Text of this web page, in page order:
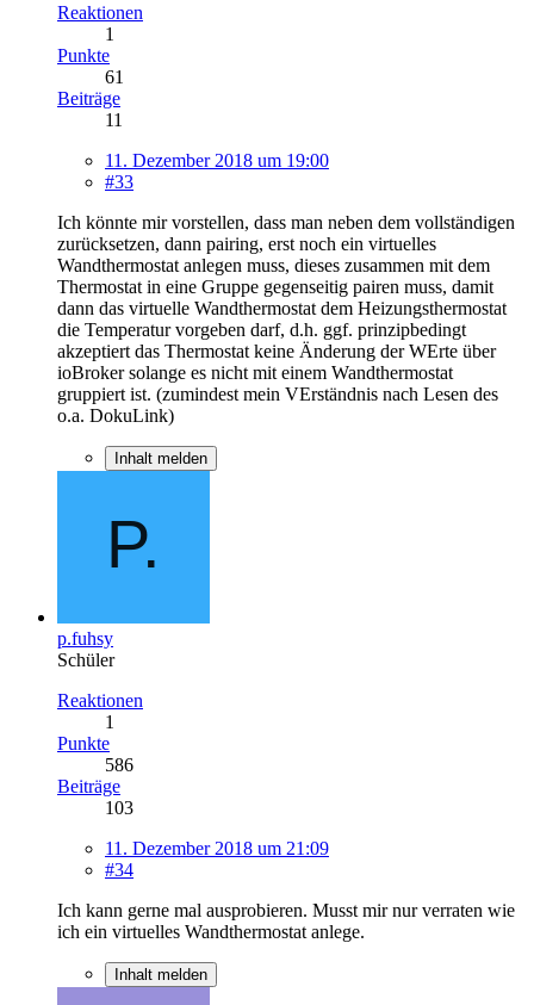
Reaktionen
1
Punkte
61
Beiträge
11
11. Dezember 2018 um 19:00
#33
Ich könnte mir vorstellen, dass man neben dem vollständigen
zurücksetzen, dann pairing, erst noch ein virtuelles
Wandthermostat anlegen muss, dieses zusammen mit dem
Thermostat in eine Gruppe gegenseitig pairen muss, damit
dann das virtuelle Wandthermostat dem Heizungsthermostat
die Temperatur vorgeben darf, d.h. ggf. prinzipbedingt
akzeptiert das Thermostat keine Änderung der WErte über
ioBroker solange es nicht mit einem Wandthermostat
gruppiert ist. (zumindest mein VErständnis nach Lesen des
o.a. DokuLink)
Inhalt melden
p.fuhsy
Schüler
Reaktionen
1
Punkte
586
Beiträge
103
11. Dezember 2018 um 21:09
#34
Ich kann gerne mal ausprobieren. Musst mir nur verraten wie
ich ein virtuelles Wandthermostat anlege.
Inhalt melden